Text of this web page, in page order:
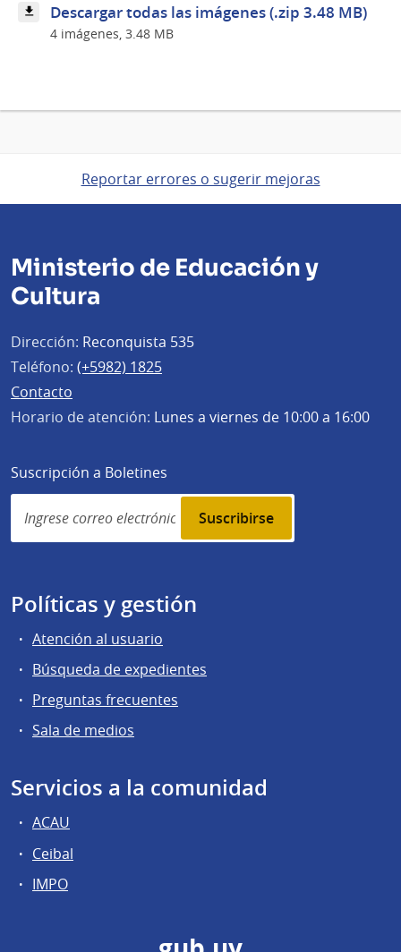
Institución
Nacional
Descargar todas las imágenes (.zip 3.48 MB)
4 imágenes, 3.48 MB
Reportar errores o sugerir mejoras
Ministerio de Educación y
Cultura
Dirección: Reconquista 535
Teléfono: (+5982) 1825
Contacto
Horario de atención: Lunes a viernes de 10:00 a 16:00
Suscripción a Boletines
Simplenews
subscription
Políticas y gestión
Atención al usuario
Búsqueda de expedientes
Preguntas frecuentes
Sala de medios
Servicios a la comunidad
ACAU
Ceibal
IMPO